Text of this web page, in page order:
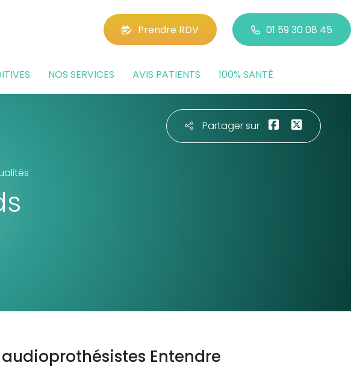
Prendre RDV 01 59 30 08 45
NOS SERVICES AVIS PATIENTS 100% SANTÉ
Partager sur
Entendre